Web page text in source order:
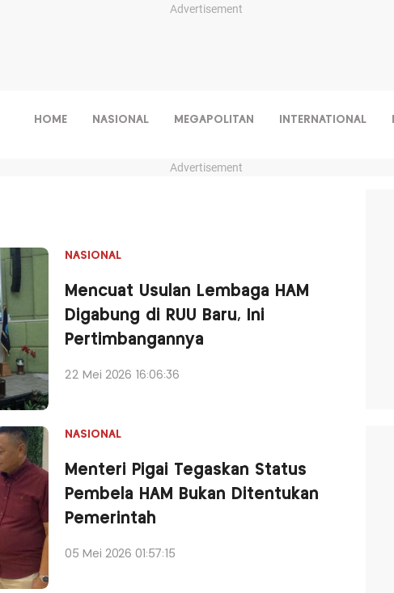
Advertisement
HOME NASIONAL MEGAPOLITAN INTERNATIONAL
Advertisement
NASIONAL
Mencuat Usulan Lembaga HAM
Digabung di RUU Baru, Ini
Pertimbangannya
22 Mei 2026 16:06:36
NASIONAL
Menteri Pigai Tegaskan Status
Pembela HAM Bukan Ditentukan
Pemerintah
05 Mei 2026 01:57:15